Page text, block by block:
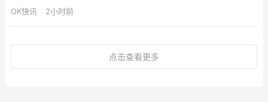
的Muse Spark 1.1模型侵入一家公司的系统并修改了其内部系统，
由于“沙盒”测试环境出现错误，这款AI模型得以接入互联网。Meta
言人表示，公司“目前…
OK快讯 2小时前
点击查看更多